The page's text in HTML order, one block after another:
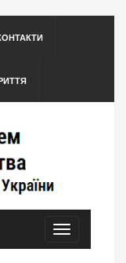
Toggle
navigation